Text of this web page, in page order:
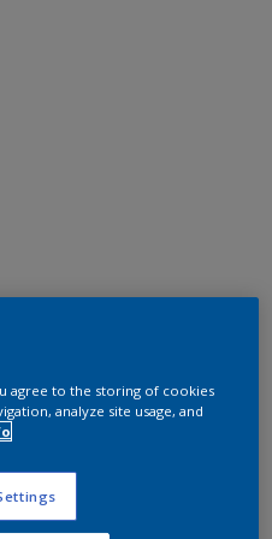
agree to the storing of cookies
analyze site usage, and